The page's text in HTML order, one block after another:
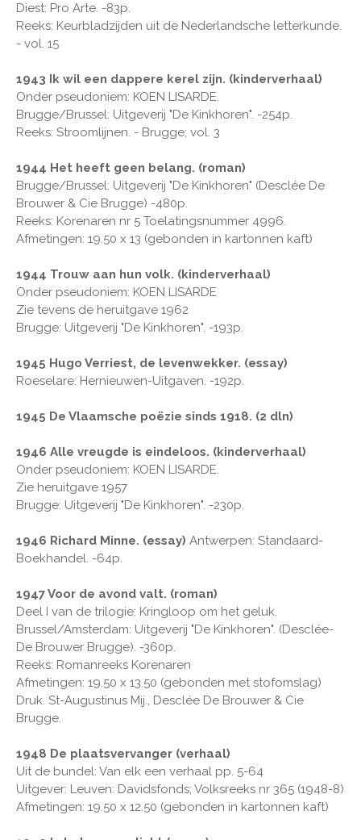
Diest: Pro Arte. -83p.
Reeks: Keurbladzijden uit de Nederlandsche letterkunde.
- vol. 15
1943 Ik wil een dappere kerel zijn. (kinderverhaal)
Onder pseudoniem: KOEN LISARDE.
Brugge/Brussel: Uitgeverij "De Kinkhoren". -254p.
Reeks: Stroomlijnen. - Brugge; vol. 3
1944 Het heeft geen belang. (roman)
Brugge/Brussel: Uitgeverij "De Kinkhoren" (Desclée De
Brouwer & Cie Brugge) -480p.
Reeks: Korenaren nr 5 Toelatingsnummer 4996.
Afmetingen: 19.50 x 13 (gebonden in kartonnen kaft)
1944 Trouw aan hun volk. (kinderverhaal)
Onder pseudoniem: KOEN LISARDE
Zie tevens de heruitgave 1962
Brugge: Uitgeverij "De Kinkhoren". -193p.
1945 Hugo Verriest, de levenwekker. (essay)
Roeselare: Hernieuwen-Uitgaven. -192p.
1945 De Vlaamsche poëzie sinds 1918. (2 dln)
1946 Alle vreugde is eindeloos. (kinderverhaal)
Onder pseudoniem: KOEN LISARDE.
Zie heruitgave 1957
Brugge: Uitgeverij "De Kinkhoren". -230p.
1946 Richard Minne. (essay) Antwerpen: Standaard-
Boekhandel. -64p.
1947 Voor de avond valt. (roman)
Deel I van de trilogie: Kringloop om het geluk.
Brussel/Amsterdam: Uitgeverij "De Kinkhoren". (Desclée-
De Brouwer Brugge). -360p.
Reeks: Romanreeks Korenaren
Afmetingen: 19.50 x 13.50 (gebonden met stofomslag)
Druk. St-Augustinus Mij., Desclée De Brouwer & Cie
Brugge.
1948 De plaatsvervanger (verhaal)
Uit de bundel: Van elk een verhaal pp. 5-64
Uitgever: Leuven: Davidsfonds; Volksreeks nr 365 (1948-8)
Afmetingen: 19.50 x 12.50 (gebonden in kartonnen kaft)